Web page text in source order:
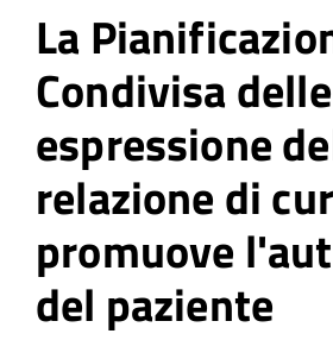
La
Condivisa
espressione
relazione di
promuove
del paziente